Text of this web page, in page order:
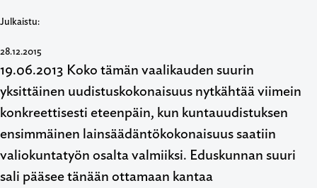
Julkaistu:
28.12.2015
19.06.2013 Koko tämän vaalikauden suurin
yksittäinen uudistuskokonaisuus nytkähtää viimein
konkreettisesti eteenpäin, kun kuntauudistuksen
ensimmäinen lainsäädäntökokonaisuus saatiin
valiokuntatyön osalta valmiiksi. Eduskunnan suuri
sali pääsee tänään ottamaan kantaa